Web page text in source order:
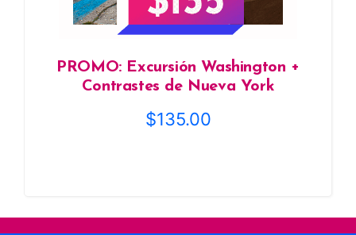
PROMO: Excursión Washington +
Contrastes de Nueva York
$135.00